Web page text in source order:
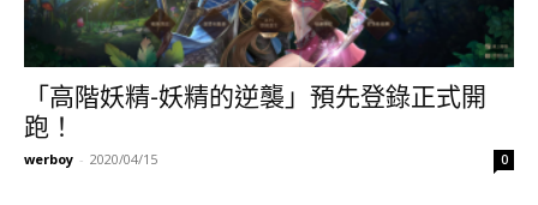
「高階妖精-妖精的逆襲」預先登錄正式開
跑！
werboy - 2020/04/15 0